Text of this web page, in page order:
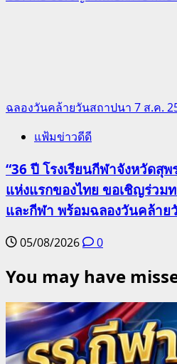
ฉลองวันคล้ายวันสถาปนา 7 ส.ค.
แฟ้มข่าวดีดี
“36 ปี โรงเรียนกีฬาจังหวัดสุ
แห่งแรกของไทย ขอเชิญร่วม
และกีฬา พร้อมฉลองวันคล้าย
05/08/2026 0
You may have